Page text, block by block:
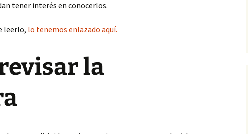
tener interés en conocerlos.
leerlo, lo tenemos enlazado aquí.
la